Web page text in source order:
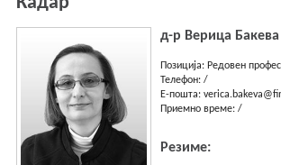
д-р Верица Бакева
Позиција: Редовен
Телефон:/
E-пошта:
Приемно време:/
Резиме: